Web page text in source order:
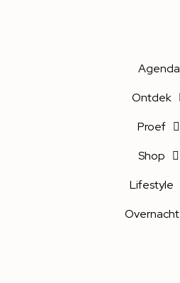
Agenda
Ontdek
Proef
Shop
Lifestyle
Overnacht